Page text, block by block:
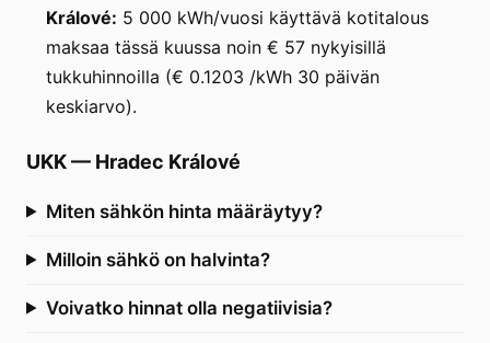
Králové: 5 000 kWh/vuosi käyttävä kotitalous
maksaa tässä kuussa noin € 57 nykyisillä
tukkuhinnoilla (€ 0.1203 /kWh 30 päivän
keskiarvo).
UKK— Hradec Králové
Miten sähkön hinta määräytyy?
Milloin sähkö on halvinta?
Voivatko hinnat olla negatiivisia?